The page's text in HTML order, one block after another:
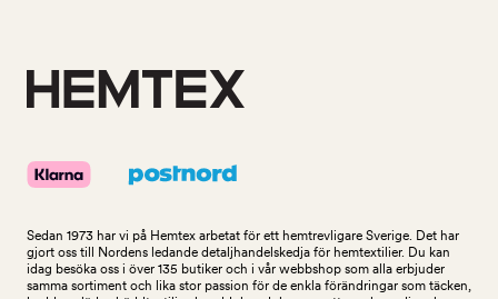
Sedan 1973 har vi på Hemtex arbetat för ett hemtrevligare Sverige. Det har
gjort oss till Nordens ledande detaljhandelskedja för hemtextilier. Du kan
idag besöka oss i över 135 butiker och i vår webbshop som alla erbjuder
samma sortiment och lika stor passion för de enkla förändringar som täcken,